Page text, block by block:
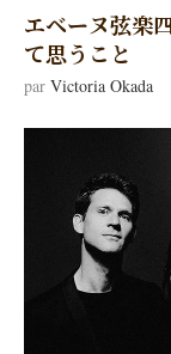
エベーヌ弦楽
て思うこと
par Victoria Okada